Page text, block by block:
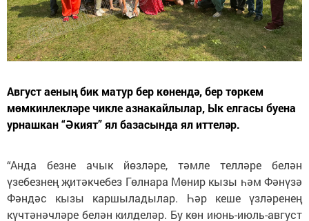
Август аеның бик матур бер көнендә, бер төркем
мөмкинлекләре чикле азнакайлылар, Ык елгасы буена
урнашкан “Әкият” ял базасында ял иттеләр.
“Анда безне ачык йөзләре, тәмле телләре белән
үзебезнең җитәкчебез Гөлнара Мөнир кызы һәм Фәнүзә
Фәндәс кызы каршыладылар. Һәр кеше үзләренең
күчтәнәчләре белән килделәр. Бу көн июнь-июль-август